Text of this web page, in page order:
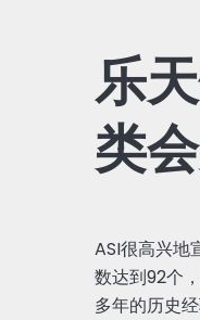
乐
类
ASI很高兴地
数达到92个
多年的历史